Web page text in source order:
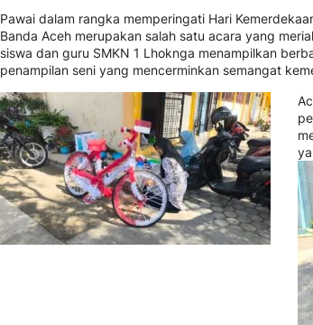
Pawai dalam rangka memperingati Hari
Banda Aceh merupakan salah satu acara yang
siswa dan guru SMKN 1 Lhoknga menampilkan
penampilan seni yang mencerminkan semangat